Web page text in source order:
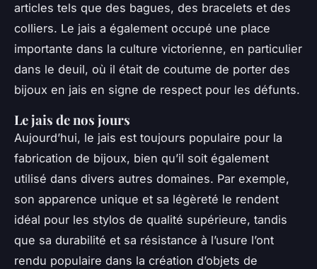
articles tels que des bagues, des bracelets et des
colliers. Le jais a également occupé une place
importante dans la culture victorienne, en particulier
dans le deuil, où il était de coutume de porter des
bijoux en jais en signe de respect pour les défunts.
Le jais de nos jours
Aujourd’hui, le jais est toujours populaire pour la
fabrication de bijoux, bien qu’il soit également
utilisé dans divers autres domaines. Par exemple,
son apparence unique et sa légèreté le rendent
idéal pour les stylos de qualité supérieure, tandis
que sa durabilité et sa résistance à l’usure l’ont
rendu populaire dans la création d’objets de